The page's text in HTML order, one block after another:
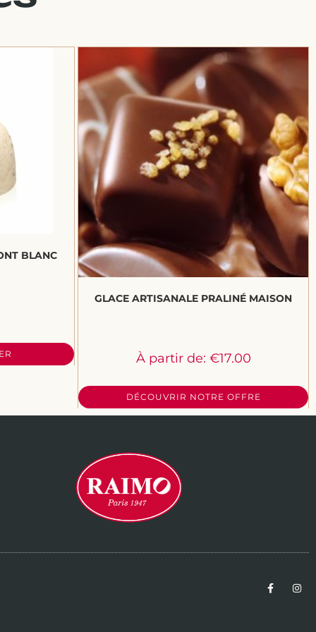
BLANC
GLACE ARTISANALE PRALINÉ MAISON
À partir de: €17.00
DÉCOUVRIR NOTRE OFFRE